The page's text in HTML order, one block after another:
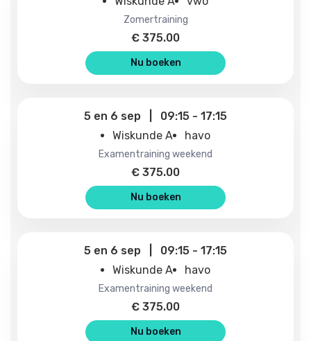
zomertraining
€ 375.00
Nu boeken
5 en 6 sep 09:15 - 17:15
Wiskunde A
havo
examentraining weekend
€ 375.00
Nu boeken
5 en 6 sep 09:15 - 17:15
Wiskunde A
havo
examentraining weekend
€ 375.00
Nu boeken